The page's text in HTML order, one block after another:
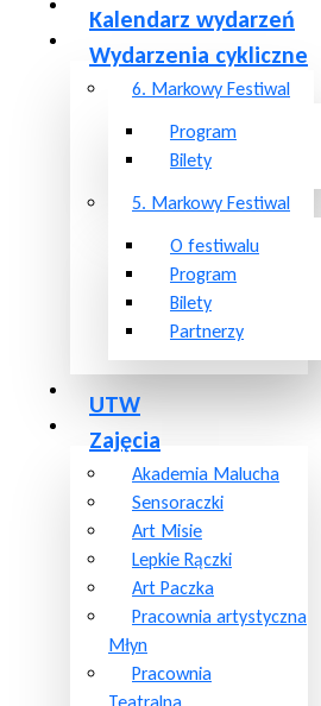
Kalendarz wydarzeń
Wydarzenia cykliczne
6. Markowy Festiwal
Program
Bilety
5. Markowy Festiwal
O festiwalu
Program
Bilety
Partnerzy
UTW
Zajęcia
Akademia Malucha
Sensoraczki
Art Misie
Lepkie Rączki
Art Paczka
Pracownia artystyczna
Młyn
Pracownia